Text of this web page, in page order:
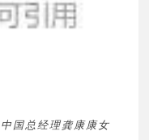
国总经理龚康康女